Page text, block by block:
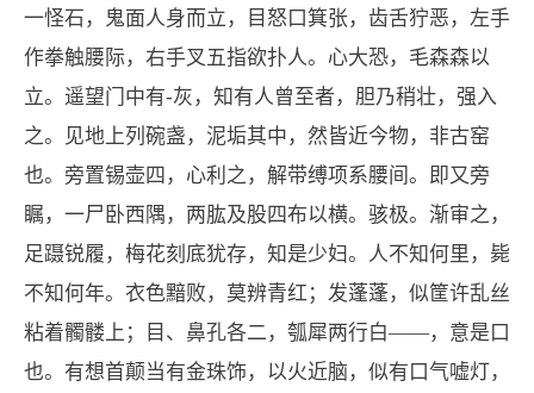
一怪石，鬼面人身而立，目怒口箕张，齿舌狞恶，左手
作拳触腰际，右手叉五指欲扑人。心大恐，毛森森以
立。遥望门中有-灰，知有人曾至者，胆乃稍壮，强入
之。见地上列碗盏，泥垢其中，然皆近今物，非古窑
也。旁置锡壶四，心利之，解带缚项系腰间。即又旁
瞩，一尸卧西隅，两肱及股四布以横。骇极。渐审之，
足蹑锐履，梅花刻底犹存，知是少妇。人不知何里，毙
不知何年。衣色黯败，莫辨青红；发蓬蓬，似筐许乱丝
粘着髑髅上；目、鼻孔各二，瓠犀两行白——，意是口
也。有想首颠当有金珠饰，以火近脑，似有口气嘘灯，